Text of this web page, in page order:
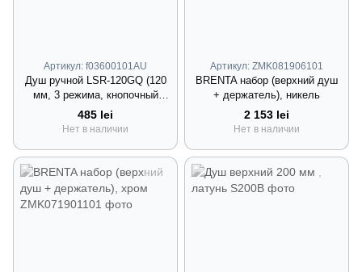
Артикул: f03600101AU
Душ ручной LSR-120GQ (120
мм, 3 режима, кнопочный
переключатель, хром)
485 lei
Нет в наличии
Артикул: ZMK081906101
BRENTA набор (верхний душ
+ держатель), никель
2 153 lei
Нет в наличии